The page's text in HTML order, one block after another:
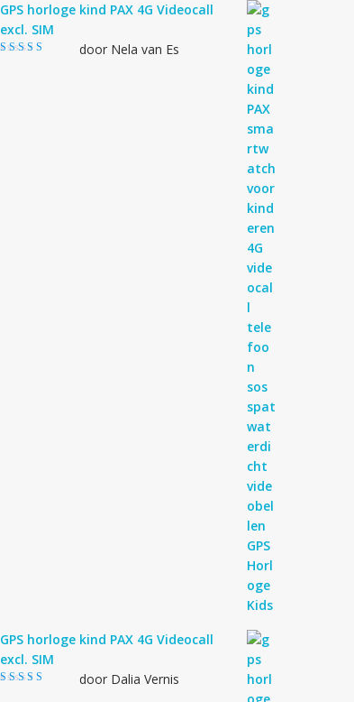
GPS horloge kind PAX 4G Videocall
excl. SIM
door Nela van Es
GPS horloge kind PAX 4G Videocall
excl. SIM
door Dalia Vernis